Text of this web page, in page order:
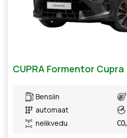
CUPRA Formentor Cupra
Bensiin
automaat
nelikvedu